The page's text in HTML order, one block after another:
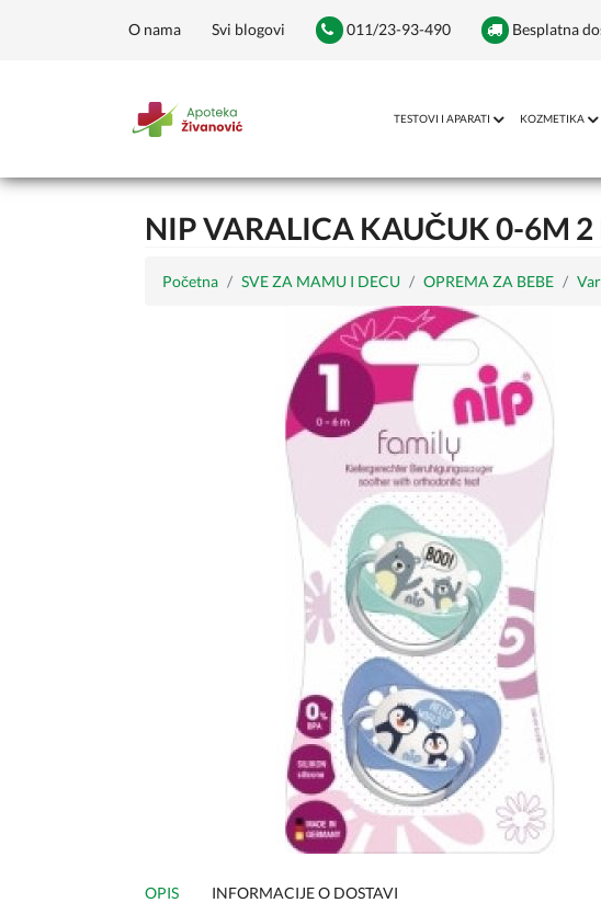
O nama Svi blogovi 011/23-93-490 Besplatna
TESTOVI I APARATI KOZMETIKA
NIP VARALICA KAUČUK 0-6M
Početna SVE ZA MAMU I DECU OPREMA ZA BEBE
OPIS INFORMACIJE O DOSTAVI